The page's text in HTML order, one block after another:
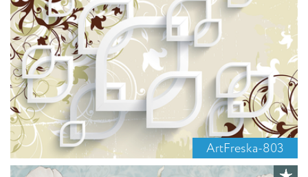
ArtFreska-803